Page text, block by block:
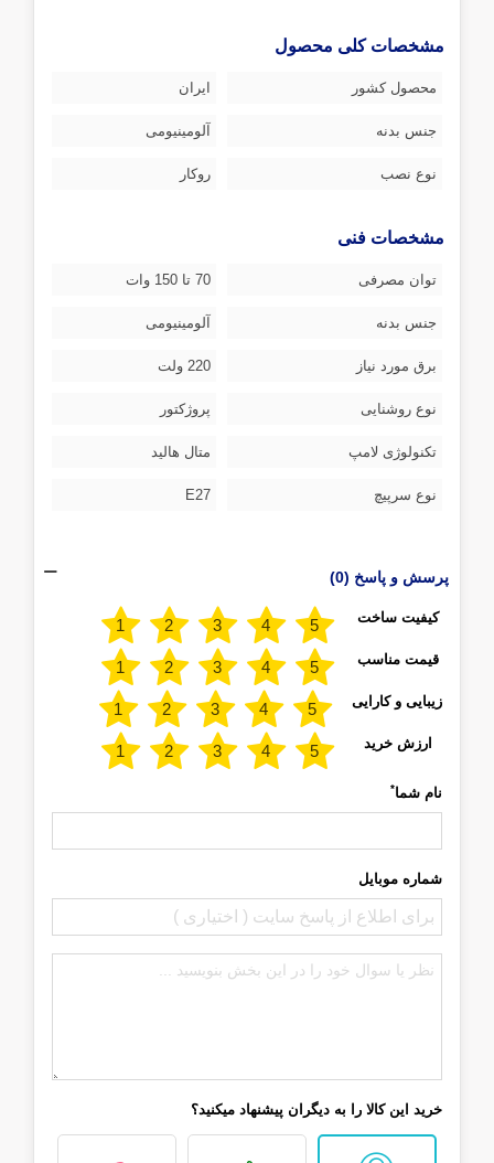
مشخصات کلی محصول
محصول کشور ایران
جنس بدنه آلومینیومی
نوع نصب روکار
مشخصات فنی
توان مصرفی 70 تا 150 وات
جنس بدنه آلومینیومی
برق مورد نیاز 220 ولت
نوع روشنایی پروژکتور
تکنولوژی لامپ متال هالید
نوع سرپیچ E27
پرسش و پاسخ (0)
کیفیت ساخت
قیمت مناسب
زیبایی و کارایی
ارزش خرید
نام شما*
شماره موبایل
خرید این کالا را به دیگران پیشنهاد میکنید؟